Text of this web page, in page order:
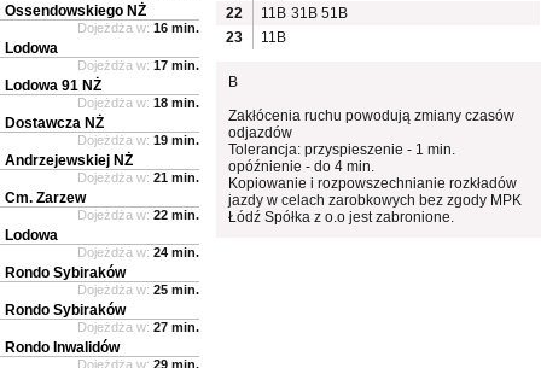
22
11B 31B 51B
23
11B
B
Zakłócenia ruchu powodują zmiany czasów
odjazdów
Tolerancja: przyspieszenie - 1 min.
opóźnienie - do 4 min.
Kopiowanie i rozpowszechnianie rozkładów
jazdy w celach zarobkowych bez zgody MPK
Łódź Spółka z o.o jest zabronione.
Ossendowskiego NŻ
Dojeżdża w: 16 min.
Lodowa
Dojeżdża w: 17 min.
Lodowa 91 NŻ
Dojeżdża w: 18 min.
Dostawcza NŻ
Dojeżdża w: 19 min.
Andrzejewskiej NŻ
Dojeżdża w: 21 min.
Cm. Zarzew
Dojeżdża w: 22 min.
Lodowa
Dojeżdża w: 24 min.
Rondo Sybiraków
Dojeżdża w: 25 min.
Rondo Sybiraków
Dojeżdża w: 27 min.
Rondo Inwalidów
Dojeżdża w: 29 min.